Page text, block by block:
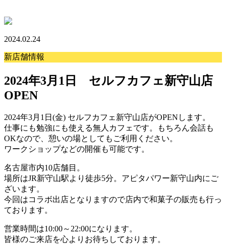
2024.02.24
新店舗情報
2024年3月1日 セルフカフェ新守山店
OPEN
2024年3月1 日(金) セルフカフェ新守山店がOPENします。
仕事にも勉強にも使える無人カフェです。もちろん会話も
OKなので、憩いの場としてもご利用ください。
ワークショップなどの開催も可能です。
名古屋市内10店舗目。
場所はJR新守山駅より徒歩5分。アピタパワー新守山内にご
ざいます。
今回はコラボ出店となりますので店内で和菓子の販売も行っ
ております。
営業時間は10:00～22:00になります。
皆様のご来店を心よりお待ちしております。